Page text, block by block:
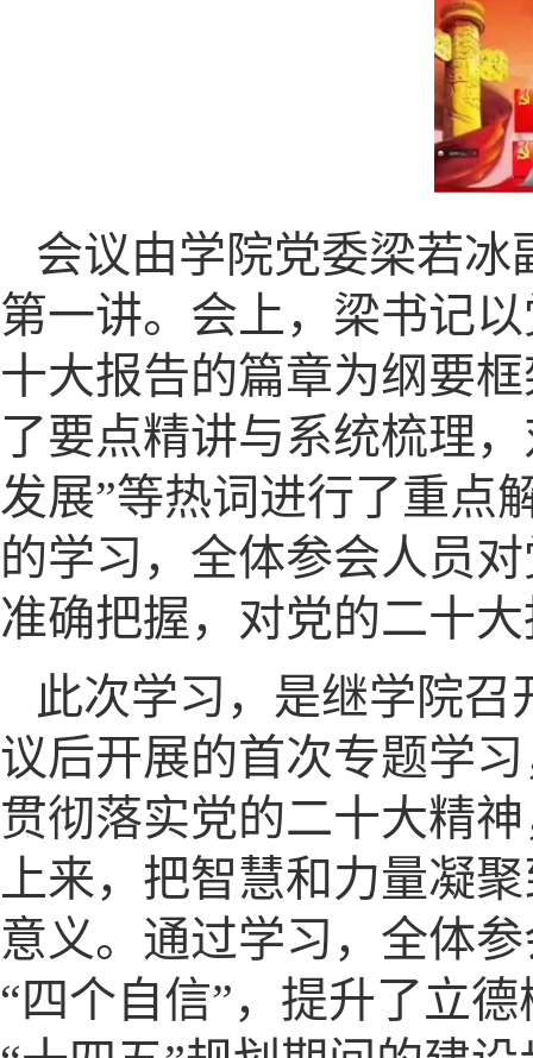
会议由学院党委梁若
第一讲。会上，梁书记
十大报告的篇章为纲要
了要点精讲与系统梳理
发展”等热词进行了重点
的学习，全体参会人员
准确把握，对党的二十
此次学习，是继学院
议后开展的首次专题学
贯彻落实党的二十大精
上来，把智慧和力量凝
意义。通过学习，全体
“四个自信”，提升了立